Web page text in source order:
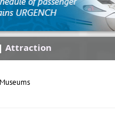
Attraction
Museums